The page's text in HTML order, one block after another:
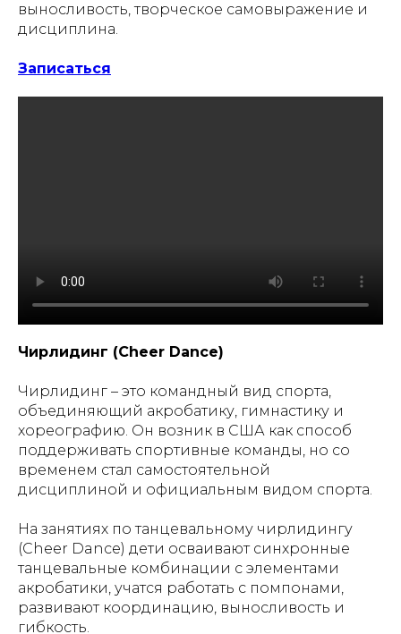
выносливость, творческое самовыражение и
дисциплина.
Записаться
Чирлидинг (Cheer Dance)
Чирлидинг – это командный вид спорта,
объединяющий акробатику, гимнастику и
хореографию. Он возник в США как способ
поддерживать спортивные команды, но со
временем стал самостоятельной
дисциплиной и официальным видом спорта.
На занятиях по танцевальному чирлидингу
(Cheer Dance) дети осваивают синхронные
танцевальные комбинации с элементами
акробатики, учатся работать с помпонами,
развивают координацию, выносливость и
гибкость.